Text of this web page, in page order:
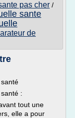
pas cher /
sante
de
:
tout une
elle a pour